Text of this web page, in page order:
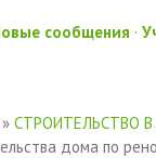
сообщения ·
» СТРОИТЕЛЬСТВО
дома по